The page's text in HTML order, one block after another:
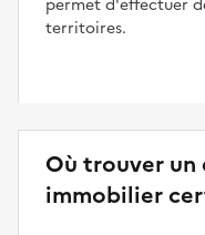
territoires.
Où trouver
immobilier